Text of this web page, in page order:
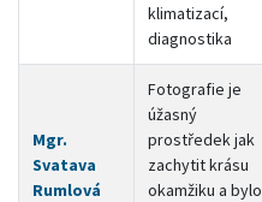
klimatizací,
diagnostika
Mgr.
Svatava
Rumlová
Fotografie je
úžasný
prostředek jak
zachytit krásu
okamžiku a bylo